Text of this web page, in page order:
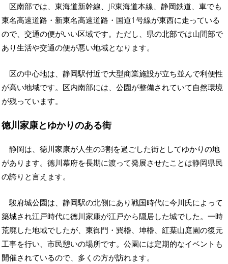
区南部では、東海道新幹線、JR東海道本線、静岡鉄道、車でも
東名高速道路・新東名高速道路・国道1号線が東西に走っている
ので、交通の便がいい区域です。ただし、県の北部では山間部で
あり生活や交通の便が悪い地域となります。
区の中心地は、静岡駅付近で大型商業施設が立ち並んで利便性
が高い地域です。区内南部には、公園が整備されていて自然環境
が残っています。
徳川家康とゆかりのある街
静岡は、徳川家康が人生の3割を過ごした街としてゆかりの地
があります。徳川幕府を長期に渡って発展させたことは静岡県民
の誇りと言えます。
駿府城公園は、静岡駅の北側にあり戦国時代に今川氏によって
築城され江戸時代に徳川家康が江戸から隠居した城でした。一時
荒廃した地域でしたが、東御門・巽櫓、坤櫓、紅葉山庭園の復元
工事を行い、市民憩いの場所です。公園には定期的なイベントも
開催されているので、多くの方が訪れます。